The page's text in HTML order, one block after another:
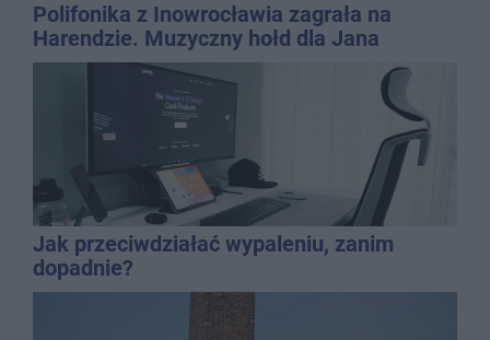
Polifonika z Inowrocławia zagrała na
Harendzie. Muzyczny hołd dla Jana
Kasprowicza
Jak przeciwdziałać wypaleniu, zanim
dopadnie?